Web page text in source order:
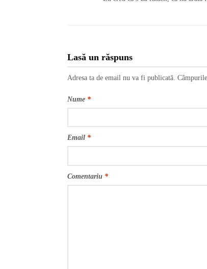
Lasă un răspuns
Adresa ta de email nu va fi publicată.
Nume *
Email *
Comentariu *